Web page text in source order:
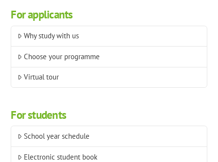
For applicants
Why study with us
Choose your programme
Virtual tour
For students
School year schedule
Electronic student book